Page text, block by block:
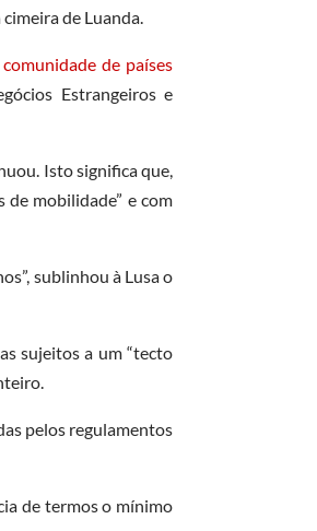
de Luanda.
de países
Estrangeiros e
Isto significa que,
de mobilidade” e com
sublinhou à Lusa o
sujeitos a um “tecto
pelos regulamentos
de termos o mínimo